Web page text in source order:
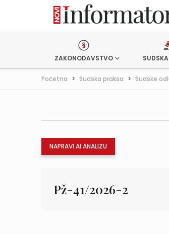
ZAKONODAVSTVO
Početna > Sudska praksa > Sudske
NAPRAVI AI ANALIZU
Pž-41/2026-2